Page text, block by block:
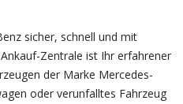
sicher, schnell und mit
Zentrale ist Ihr erfahrener
der Marke Mercedes-
oder verunfalltes Fahrzeug